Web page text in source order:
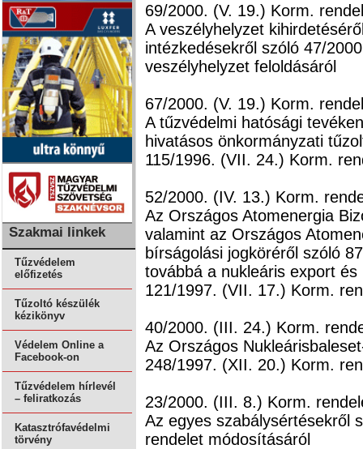
Szakmai linkek
Tűzvédelem
előfizetés
Tűzoltó készülék
kézikönyv
Védelem Online a
Facebook-on
Tűzvédelem hírlevél
– feliratkozás
Katasztrófavédelmi
törvény
69/2000. (V. 19.) Korm.
A veszélyhelyzet
intézkedésekről szóló 47/
veszélyhelyzet feloldásáról
67/2000. (V. 19.) Korm.
A tűzvédelmi hatósági
hivatásos önkormányzati
115/1996. (VII. 24.) Korm.
52/2000. (IV. 13.) Korm.
Az Országos Atomenergia
valamint az Országos
bírságolási jogköréről szóló
továbbá a nukleáris export
121/1997. (VII. 17.) Korm.
40/2000. (III. 24.) Korm.
Az Országos
248/1997. (XII. 20.) Korm.
23/2000. (III. 8.) Korm.
Az egyes szabálysértésekről
rendelet módosításáról